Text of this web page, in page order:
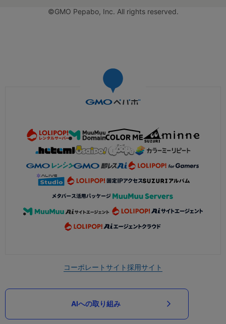
©GMO Pepabo, Inc. All rights reserved.
コーポレートサイト採用サイト
AIへの取り組み